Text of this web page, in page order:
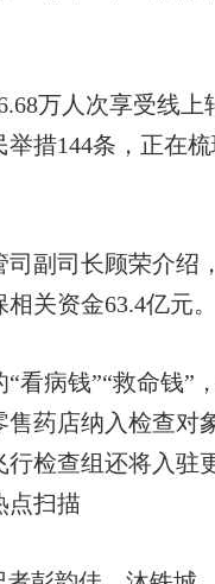
万人次享受线上
举措144条，正在
司长顾荣介绍
关资金63.4亿元。
病钱”“救命钱”
药店纳入检查对
行检查组还将入
点扫描